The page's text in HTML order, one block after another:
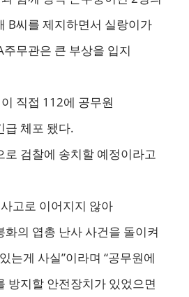
B씨를 제지하면서 실랑이가
무관은 큰 부상을 입지
직접 112에 공무원
급 체포 됐다.
로 검찰에 송치할 예정이라고
고로 이어지지 않아
의 엽총 난사 사건을 돌이켜
는게 사실”이라며 “공무원에
방지할 안전장치가 있었으면